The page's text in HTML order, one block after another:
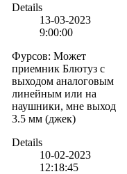
Details
13-03-2023
9:00:00
Фурсов: Может
приемник Блютуз с
выходом аналоговым
линейным или на
наушники, мне выход
3.5 мм (джек)
Details
10-02-2023
12:18:45